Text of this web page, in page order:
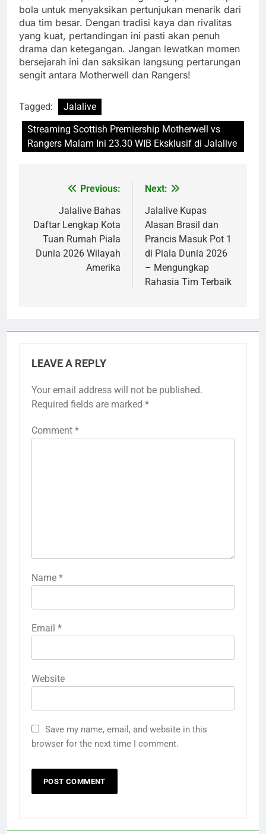
bola untuk menyaksikan pertunjukan menarik dari
dua tim besar. Dengan tradisi kaya dan rivalitas
yang kuat, pertandingan ini pasti akan penuh
drama dan ketegangan. Jangan lewatkan momen
bersejarah ini dan saksikan langsung pertarungan
sengit antara Motherwell dan Rangers!
Tagged:
Jalalive
Streaming Scottish Premiership Motherwell vs
Rangers Malam Ini 23.30 WIB Eksklusif di Jalalive
navigation
Previous:
Jalalive Bahas
Daftar Lengkap Kota
Tuan Rumah Piala
Dunia 2026 Wilayah
Amerika
Next:
Jalalive Kupas
Alasan Brasil dan
Prancis Masuk Pot 1
di Piala Dunia 2026
– Mengungkap
Rahasia Tim Terbaik
LEAVE A REPLY
Your email address will not be published.
Required fields are marked *
Comment *
Name *
Email *
Website
Save my name, email, and website in this
browser for the next time I comment.